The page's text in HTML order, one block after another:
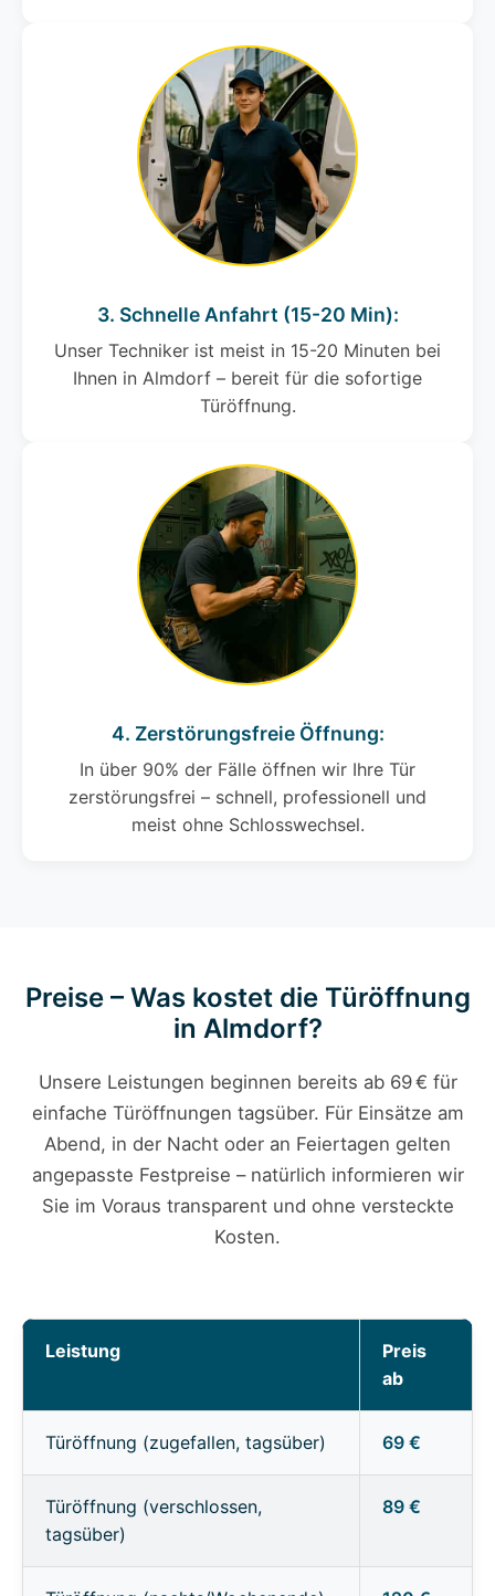
3. Schnelle Anfahrt (15-20 Min):
Unser Techniker ist meist in 15-20 Minuten bei
Ihnen in Almdorf – bereit für die sofortige
Türöffnung.
4. Zerstörungsfreie Öffnung:
In über 90% der Fälle öffnen wir Ihre Tür
zerstörungsfrei – schnell, professionell und
meist ohne Schlosswechsel.
Preise – Was kostet die Türöffnung
in Almdorf?
Unsere Leistungen beginnen bereits ab 69 € für
einfache Türöffnungen tagsüber. Für Einsätze am
Abend, in der Nacht oder an Feiertagen gelten
angepasste Festpreise – natürlich informieren wir
Sie im Voraus transparent und ohne versteckte
Kosten.
Leistung
Preis
ab
Türöffnung (zugefallen, tagsüber) 69 €
Türöffnung (verschlossen,
tagsüber)
89 €